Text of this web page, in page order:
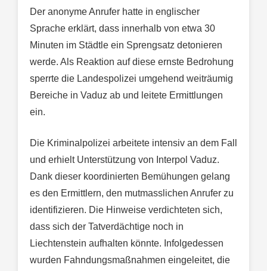
Der anonyme Anrufer hatte in englischer
Sprache erklärt, dass innerhalb von etwa 30
Minuten im Städtle ein Sprengsatz detonieren
werde. Als Reaktion auf diese ernste Bedrohung
sperrte die Landespolizei umgehend weiträumig
Bereiche in Vaduz ab und leitete Ermittlungen
ein.
Die Kriminalpolizei arbeitete intensiv an dem Fall
und erhielt Unterstützung von Interpol Vaduz.
Dank dieser koordinierten Bemühungen gelang
es den Ermittlern, den mutmasslichen Anrufer zu
identifizieren. Die Hinweise verdichteten sich,
dass sich der Tatverdächtige noch in
Liechtenstein aufhalten könnte. Infolgedessen
wurden Fahndungsmaßnahmen eingeleitet, die